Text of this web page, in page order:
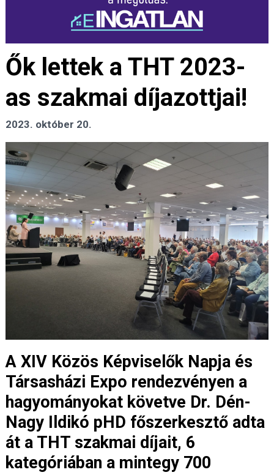
Ők lettek a THT 2023-
as szakmai díjazottjai!
2023. október 20.
A XIV Közös Képviselők Napja és
Társasházi Expo rendezvényen a
hagyományokat követve Dr. Dén-
Nagy Ildikó pHD főszerkesztő adta
át a THT szakmai díjait, 6
kategóriában a mintegy 700